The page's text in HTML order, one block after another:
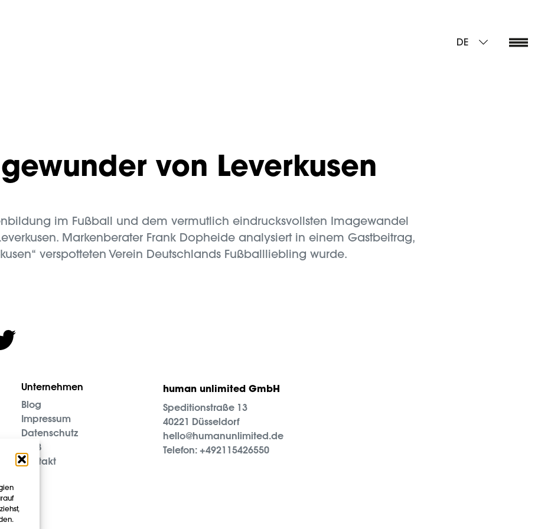
DE
von Leverkusen
im Fußball und dem vermutlich eindrucksvollsten Imagewandel
Markenberater Frank Dopheide analysiert in einem Gastbeitrag,
verspotteten Verein Deutschlands Fußballliebling wurde.
Unternehmen
Blog
Impressum
Datenschutz
AGB
Kontakt
human unlimited GmbH
Speditionstraße 13
40221 Düsseldorf
hello@humanunlimited.de
Telefon: +492115426550